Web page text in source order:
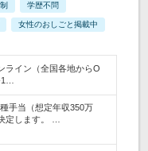
学歴不問
女性のおしごと掲載中
ライン（全国各地からO
手当（想定年収350万
定します。 …